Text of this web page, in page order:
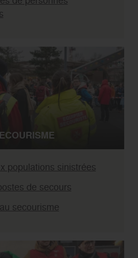
populations sinistrées
de secours
secourisme